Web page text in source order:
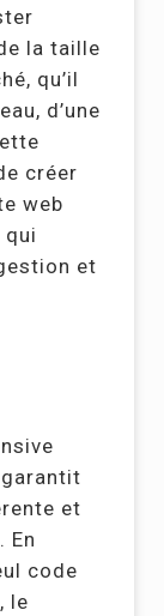
la taille
qu’il
d’une
créer
web
qui
et
et
En
code
le